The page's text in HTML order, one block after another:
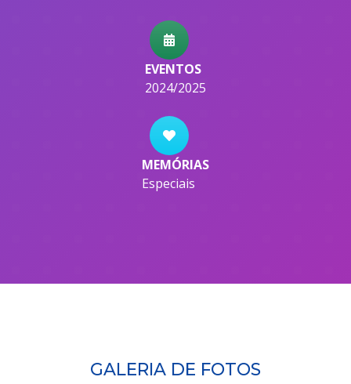
EVENTOS
2024/2025
MEMÓRIAS
Especiais
GALERIA DE FOTOS